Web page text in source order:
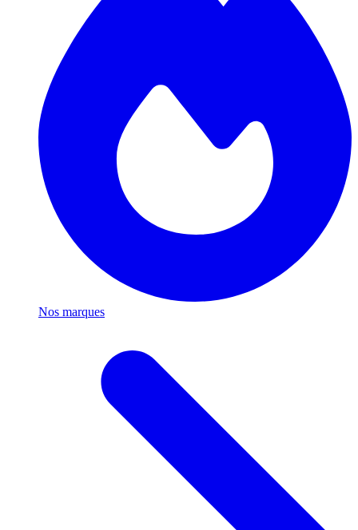
Nos marques